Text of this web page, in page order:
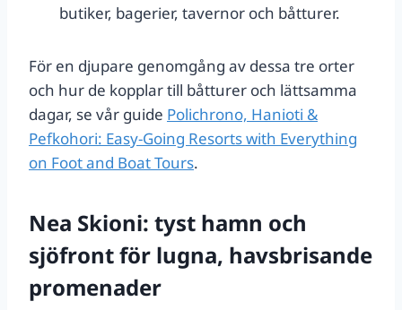
butiker, bagerier, tavernor och båtturer.
För en djupare genomgång av dessa tre orter
och hur de kopplar till båtturer och lättsamma
dagar, se vår guide Polichrono, Hanioti &
Pefkohori: Easy-Going Resorts with Everything
on Foot and Boat Tours.
Nea Skioni: tyst hamn och
sjöfront för lugna, havsbrisande
promenader